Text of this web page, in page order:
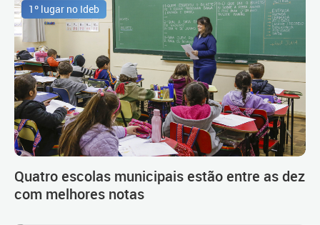
1º lugar no Ideb
Quatro escolas municipais estão entre as dez
com melhores notas